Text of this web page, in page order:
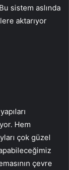
sistem aslında
aktarıyor
Hem
çok güzel
çevre